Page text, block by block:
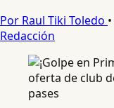
Por Raul Tiki Toledo •
Redacción